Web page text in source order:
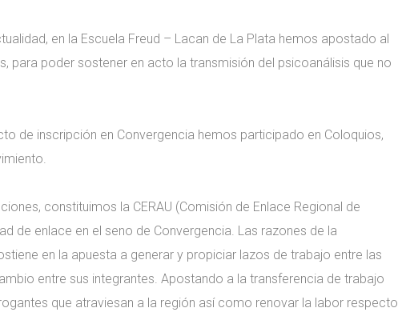
en la Escuela Freud – Lacan de La Plata hemos apostado al
para poder sostener en acto la transmisión del psicoanálisis que no
de inscripción en Convergencia hemos participado en Coloquios,
constituimos la CERAU (Comisión de Enlace Regional de
de enlace en el seno de Convergencia. Las razones de la
en la apuesta a generar y propiciar lazos de trabajo entre las
entre sus integrantes. Apostando a la transferencia de trabajo
que atraviesan a la región así como renovar la labor respecto